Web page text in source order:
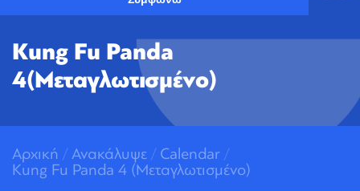
Kung Fu Panda
4(Μεταγλωτισμένο)
Αρχική / Ανακάλυψε / Calendar /
Kung Fu Panda 4 (Μεταγλωτισμένο)